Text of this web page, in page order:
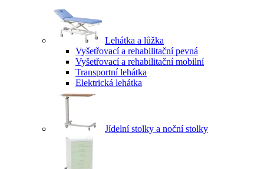
Lehátka a lůžka
Vyšetřovací a rehabilitační pevná
Vyšetřovací a rehabilitační mobilní
Transportní lehátka
Elektrická lehátka
Jídelní stolky a noční stolky